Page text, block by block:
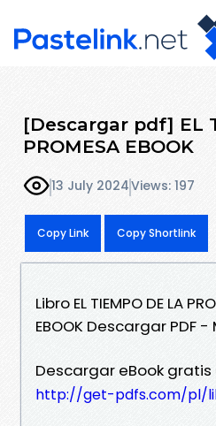
[Descargar pdf] EL
PROMESA EBOOK
13 July 2024Views: 197
Copy Link Copy Shortlink
Libro EL TIEMPO DE LA
EBOOK Descargar PDF -
Descargar eBook
http://get-pdfs.com/pl/